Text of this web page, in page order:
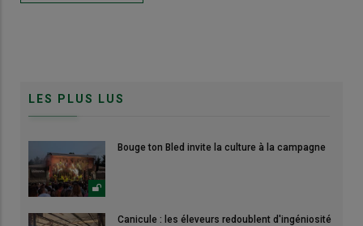
LES PLUS LUS
Bouge ton Bled invite la culture à la campagne
Canicule : les éleveurs redoublent d'ingéniosité